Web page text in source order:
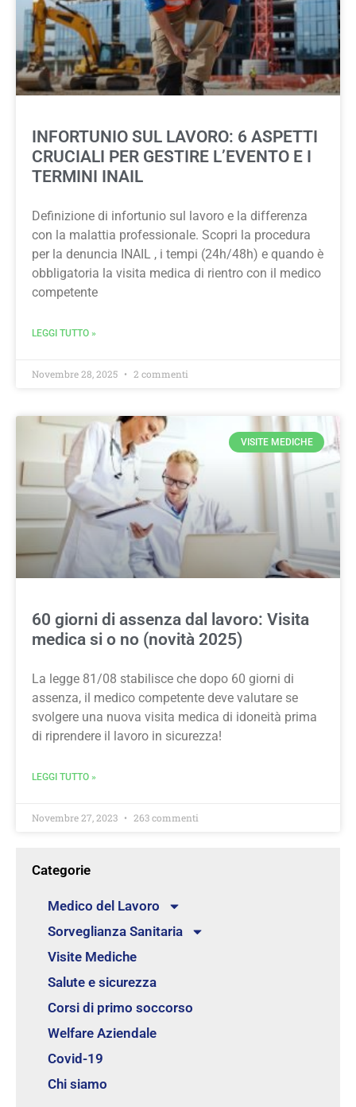
INFORTUNIO SUL LAVORO: 6 ASPETTI
CRUCIALI PER GESTIRE L’EVENTO E I
TERMINI INAIL
Definizione di infortunio sul lavoro e la differenza
con la malattia professionale. Scopri la procedura
per la denuncia INAIL , i tempi (24h/48h) e quando è
obbligatoria la visita medica di rientro con il medico
competente
LEGGI TUTTO »
Novembre 28, 2025 2 commenti
VISITE MEDICHE
60 giorni di assenza dal lavoro: Visita
medica si o no (novità 2025)
La legge 81/08 stabilisce che dopo 60 giorni di
assenza, il medico competente deve valutare se
svolgere una nuova visita medica di idoneità prima
di riprendere il lavoro in sicurezza!
LEGGI TUTTO »
Novembre 27, 2023 263 commenti
Categorie
Medico del Lavoro
Sorveglianza Sanitaria
Visite Mediche
Salute e sicurezza
Corsi di primo soccorso
Welfare Aziendale
Covid-19
Chi siamo